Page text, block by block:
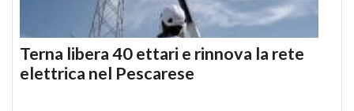
Terna libera 40 ettari e rinnova la rete
elettrica nel Pescarese